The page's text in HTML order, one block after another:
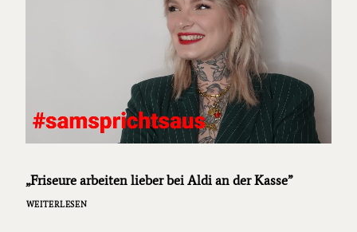
„Friseure arbeiten lieber bei Aldi an der Kasse”
WEITERLESEN